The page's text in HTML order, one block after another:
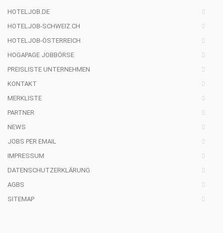
HOTELJOB.DE
HOTELJOB-SCHWEIZ.CH
HOTELJOB-ÖSTERREICH
HOGAPAGE JOBBÖRSE
PREISLISTE UNTERNEHMEN
KONTAKT
MERKLISTE
PARTNER
NEWS
JOBS PER EMAIL
IMPRESSUM
DATENSCHUTZERKLÄRUNG
AGBS
SITEMAP